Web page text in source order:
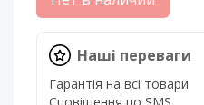
Наші переваги
Гарантія на всі товари